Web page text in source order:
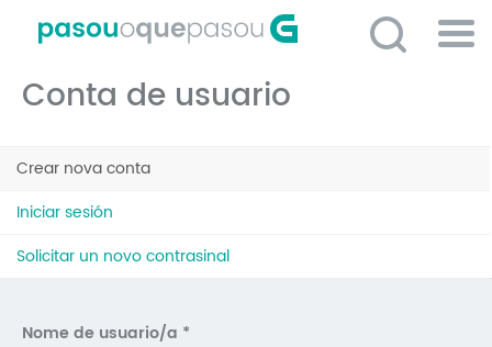
contido
Conta de usuario
Pestanas
principais
Crear nova conta
Iniciar sesión
Solicitar un novo contrasinal
Nome de usuario/a *